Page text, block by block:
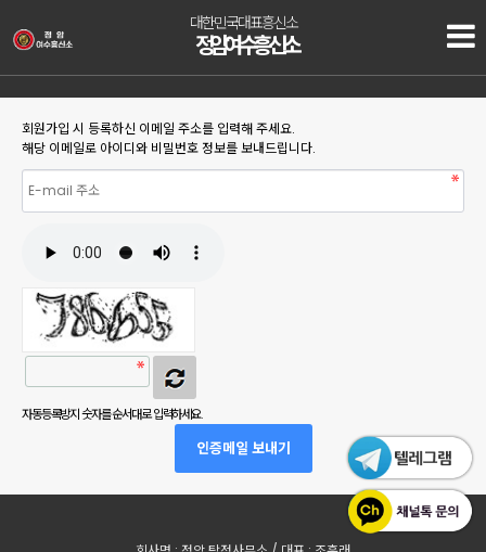
대한민국대표흥신소
정암 여수흥신소
회원가입 시 등록하신 이메일 주소를 입력해 주세요.
해당 이메일로 아이디와 비밀번호 정보를 보내드립니다.
자동등록방지 숫자를 순서대로 입력하세요.
인증메일 보내기